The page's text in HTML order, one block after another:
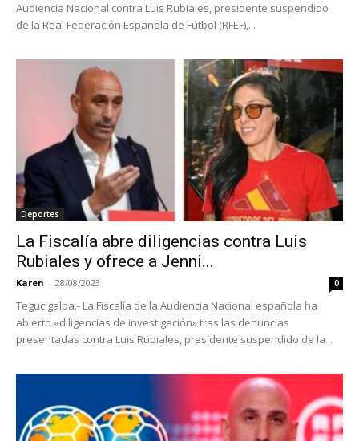
Audiencia Nacional contra Luis Rubiales, presidente suspendido
de la Real Federación Española de Fútbol (RFEF),...
Deportes
La Fiscalía abre diligencias contra Luis
Rubiales y ofrece a Jenni...
Karen - 28/08/2023 0
Tegucigalpa.- La Fiscalía de la Audiencia Nacional española ha
abierto «diligencias de investigación» tras las denuncias
presentadas contra Luis Rubiales, presidente suspendido de la...